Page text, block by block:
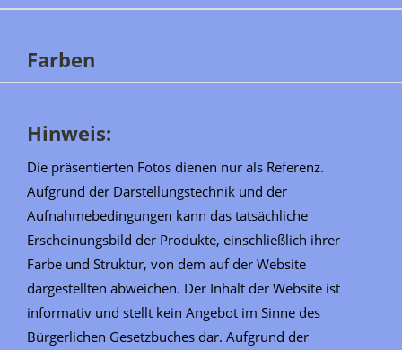
Farben
Hinweis:
Die präsentierten Fotos dienen nur als Referenz.
Aufgrund der Darstellungstechnik und der
Aufnahmebedingungen kann das tatsächliche
Erscheinungsbild der Produkte, einschließlich ihrer
Farbe und Struktur, von dem auf der Website
dargestellten abweichen. Der Inhalt der Website ist
informativ und stellt kein Angebot im Sinne des
Bürgerlichen Gesetzbuches dar. Aufgrund der